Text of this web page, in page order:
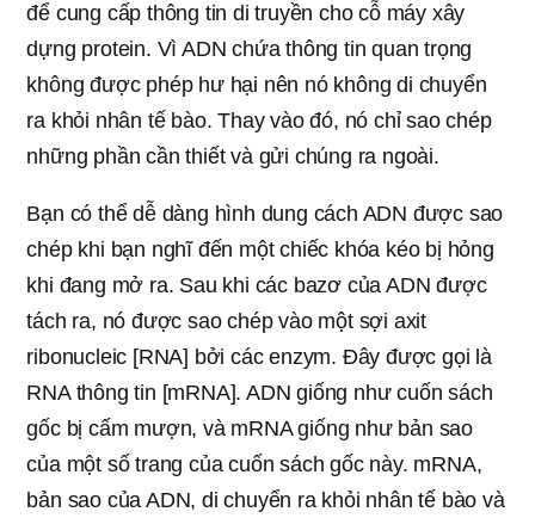
để cung cấp thông tin di truyền cho cỗ máy xây
dựng protein. Vì ADN chứa thông tin quan trọng
không được phép hư hại nên nó không di chuyển
ra khỏi nhân tế bào. Thay vào đó, nó chỉ sao chép
những phần cần thiết và gửi chúng ra ngoài.
Bạn có thể dễ dàng hình dung cách ADN được sao
chép khi bạn nghĩ đến một chiếc khóa kéo bị hỏng
khi đang mở ra. Sau khi các bazơ của ADN được
tách ra, nó được sao chép vào một sợi axit
ribonucleic [RNA] bởi các enzym. Đây được gọi là
RNA thông tin [mRNA]. ADN giống như cuốn sách
gốc bị cấm mượn, và mRNA giống như bản sao
của một số trang của cuốn sách gốc này. mRNA,
bản sao của ADN, di chuyển ra khỏi nhân tế bào và